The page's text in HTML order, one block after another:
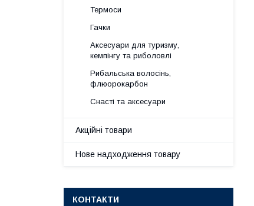
Термоси
Гачки
Аксесуари для туризму,
кемпінгу та риболовлі
Рибальська волосінь,
флюорокарбон
Снасті та аксесуари
Акційні товари
Нове надходження товару
КОНТАКТИ